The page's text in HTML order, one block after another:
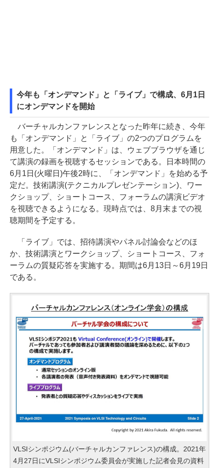
今年も「オンデマンド」と「ライブ」で構成、6月1日
にオンデマンドを開始
バーチャルカンファレンスとなった昨年に続き、今年
も「オンデマンド」と「ライブ」の2つのプログラムを
用意した。「オンデマンド」は、ウェブブラウザを通じ
て講演の録画を視聴するセッションである。日本時間の
6月1日(火曜日)午後2時に、「オンデマンド」を始める予
定だ。技術講演(テクニカルプレゼンテーション)、ワー
クショップ、ショートコース、フォーラムの講演ビデオ
を視聴できるようになる。現時点では、8月末までの視
聴期間を予定する。
「ライブ」では、招待講演やパネル討論会などのほ
か、技術講演とワークショップ、ショートコース、フォ
ーラムの質疑応答を実施する。期間は6月13日～6月19日
である。
VLSIシンポジウム(バーチャルカンファレンス)の構成。2021年
4月27日にVLSIシンポジウム委員会が実施した記者会見の資料